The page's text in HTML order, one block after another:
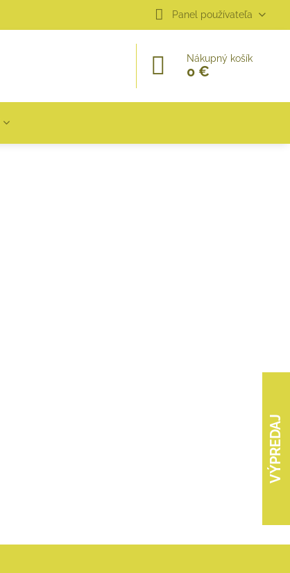
Panel používateľa
Nákupný košík
0 €
VÝPREDAJ